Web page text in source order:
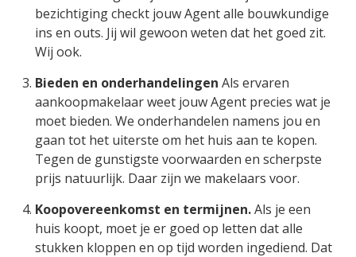
bezichtiging checkt jouw Agent alle bouwkundige
ins en outs. Jij wil gewoon weten dat het goed zit.
Wij ook.
Bieden en onderhandelingen Als ervaren
aankoopmakelaar weet jouw Agent precies wat je
moet bieden. We onderhandelen namens jou en
gaan tot het uiterste om het huis aan te kopen.
Tegen de gunstigste voorwaarden en scherpste
prijs natuurlijk. Daar zijn we makelaars voor.
Koopovereenkomst en termijnen.Als je een
huis koopt, moet je er goed op letten dat alle
stukken kloppen en op tijd worden ingediend. Dat